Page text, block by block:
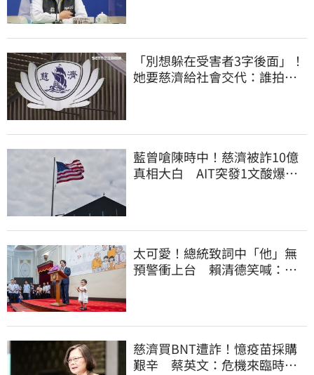
「別想躲在受害者3字後面」！
她要慈濟給社會交代：誰拍板
藍曾嗆陳時中！慈濟被詐10億
真相大白 AIT突發1文酸爆…
太可愛！總統致詞中「他」無
預警衝上台 賴清德笑喊：卸
慈濟買BNT遭詐！憶疫苗採購
艱辛 蔡英文：危機來臨時務